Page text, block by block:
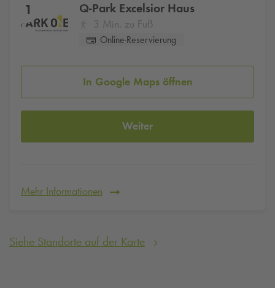
1 Q-Park Excelsior Haus
3 Min. zu Fuß
Online-Reservierung
In Google Maps öffnen
Weiter
Mehr Informationen
Siehe Standorte auf der Karte